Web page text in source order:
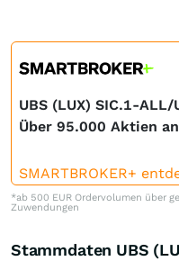
UBS (LUX) SIC.1-
Über 95.000 Aktien
SMARTBROKER+
*ab 500 EUR Ordervolumen über
Zuwendungen
Stammdaten UBS